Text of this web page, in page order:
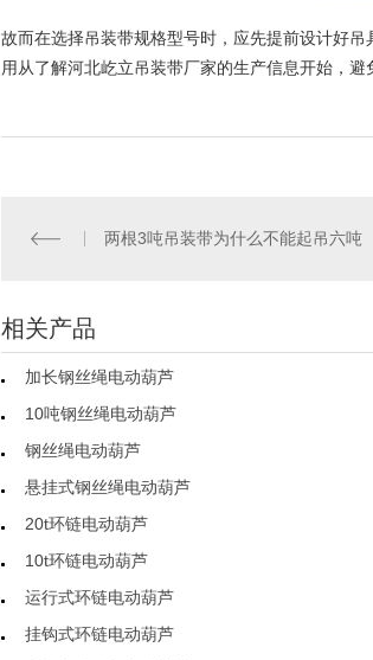
故而在选择吊装带规格型号时，应先提前设计好吊
用从了解河北屹立吊装带厂家的生产信息开始，
两根3吨吊装带为什么不能起吊六吨
相关产品
加长钢丝绳电动葫芦
10吨钢丝绳电动葫芦
钢丝绳电动葫芦
悬挂式钢丝绳电动葫芦
20t环链电动葫芦
10t环链电动葫芦
运行式环链电动葫芦
挂钩式环链电动葫芦